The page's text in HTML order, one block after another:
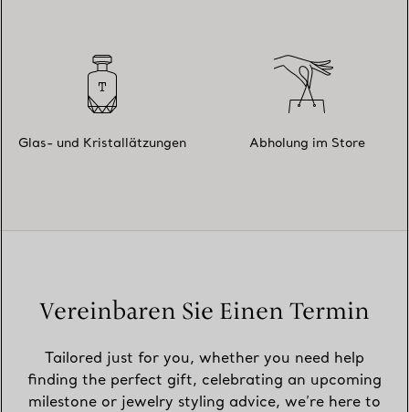
Glas- und Kristallätzungen Abholung im Store
Vereinbaren Sie Einen Termin
Tailored just for you, whether you need help
finding the perfect gift, celebrating an upcoming
milestone or jewelry styling advice, we’re here to